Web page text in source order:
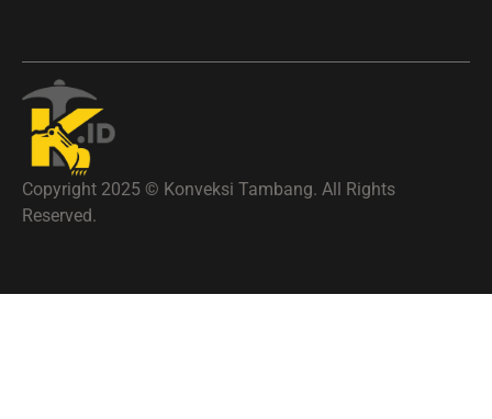
Copyright 2025 © Konveksi Tambang. All Rights
Reserved.